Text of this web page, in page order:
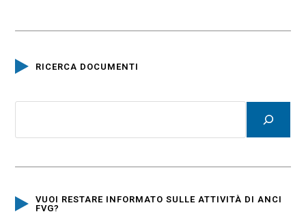
RICERCA DOCUMENTI
VUOI RESTARE INFORMATO SULLE ATTIVITÀ DI ANCI
FVG?